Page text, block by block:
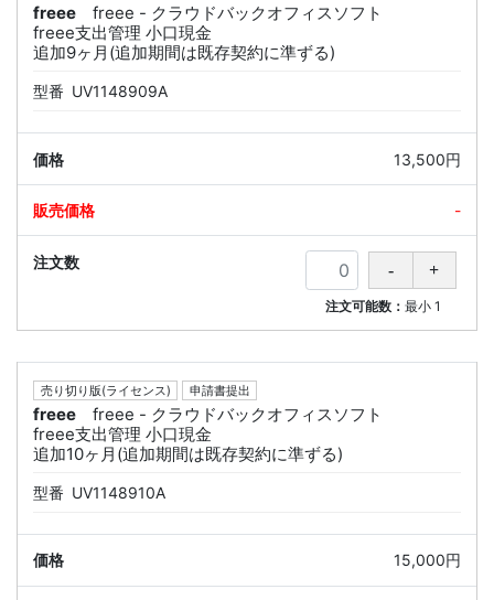
freee
freee - クラウドバックオフィスソフト
freee支出管理 小口現金
追加9ヶ月(追加期間は既存契約に準ずる)
型番 UV1148909A
13,500円
-
注文可能数：最小 1
売り切り版(ライセンス) 申請書提出
freee
freee - クラウドバックオフィスソフト
freee支出管理 小口現金
追加10ヶ月(追加期間は既存契約に準ずる)
型番 UV1148910A
15,000円